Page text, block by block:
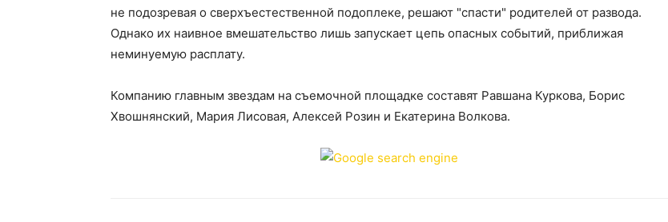
не подозревая о сверхъестественной подоплеке, решают "спасти" родителей от развода.
Однако их наивное вмешательство лишь запускает цепь опасных событий, приближая
неминуемую расплату.
Компанию главным звездам на съемочной площадке составят Равшана Куркова, Борис
Хвошнянский, Мария Лисовая, Алексей Розин и Екатерина Волкова.